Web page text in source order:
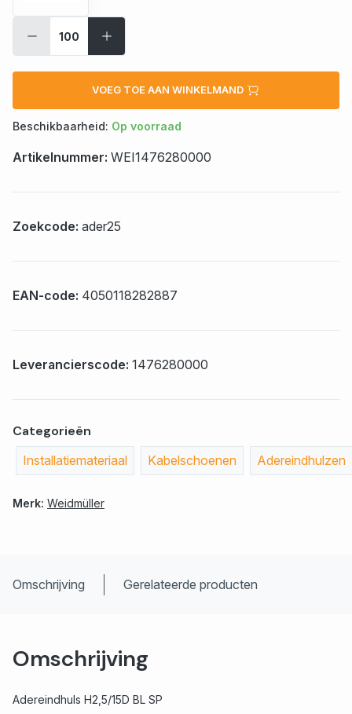
VOEG TOE AAN WINKELMAND
Beschikbaarheid: Op voorraad
Artikelnummer: WEI1476280000
Zoekcode: ader25
EAN-code: 4050118282887
Leverancierscode: 1476280000
Categorieën
Installatiemateriaal Kabelschoenen Adereindhulzen
Merk: Weidmüller
Omschrijving Gerelateerde producten
Omschrijving
Adereindhuls H2,5/15D BL SP